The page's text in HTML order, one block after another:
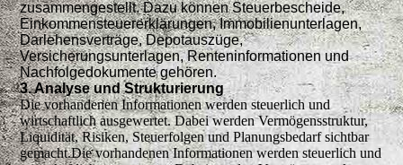
zusammengestellt. Dazu können Steuerbescheide,
Einkommensteuererklärungen, Immobilienunterlagen,
Darlehensverträge, Depotauszüge,
Versicherungsunterlagen, Renteninformationen und
Nachfolgedokumente gehören.
3. Analyse und Strukturierung
Die vorhandenen Informationen werden steuerlich und
wirtschaftlich ausgewertet. Dabei werden Vermögensstruktur,
Liquidität, Risiken, Steuerfolgen und Planungsbedarf sichtbar
gemacht.Die vorhandenen Informationen werden steuerlich und